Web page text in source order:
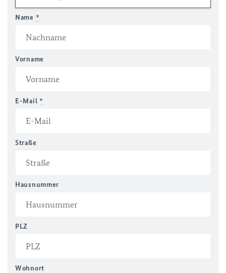
Name *
Vorname
E-Mail *
Straße
Hausnummer
PLZ
Wohnort